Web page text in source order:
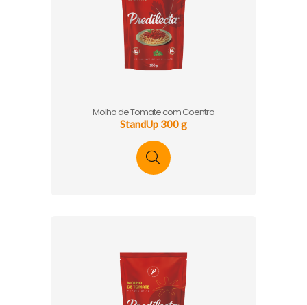
Molho de Tomate com Coentro
StandUp 300 g